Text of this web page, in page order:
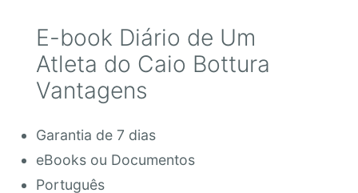
E-book Diário de Um
Atleta do Caio Bottura
Vantagens
Garantia de 7 dias
eBooks ou Documentos
Português